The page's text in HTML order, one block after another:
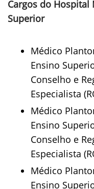
Cargos do Hospital
Superior
Médico
Ensino
Conselho e
Especialista
Médico
Ensino
Conselho e
Especialista
Médico
Ensino